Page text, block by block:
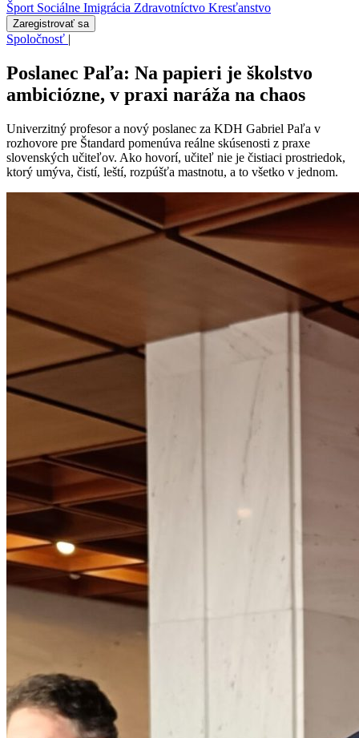
Šport Sociálne Imigrácia Zdravotníctvo Kresťanstvo
Zaregistrovať sa
Spoločnosť |
Poslanec Paľa: Na papieri je školstvo
ambiciózne, v praxi naráža na chaos
Univerzitný profesor a nový poslanec za KDH Gabriel Paľa v
rozhovore pre Štandard pomenúva reálne skúsenosti z praxe
slovenských učiteľov. Ako hovorí, učiteľ nie je čistiaci prostriedok,
ktorý umýva, čistí, leští, rozpúšťa mastnotu, a to všetko v jednom.